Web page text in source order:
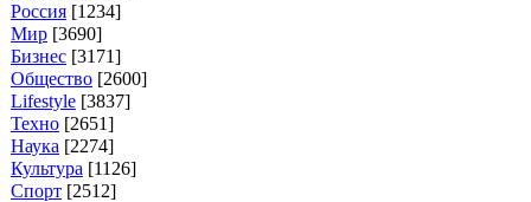
Россия [1234]
Мир [3690]
Бизнес [3171]
Общество [2600]
Lifestyle [3837]
Техно [2651]
Наука [2274]
Культура [1126]
Спорт [2512]